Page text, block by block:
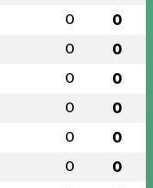
0 0
0 0
0 0
0 0
0 0
0 0